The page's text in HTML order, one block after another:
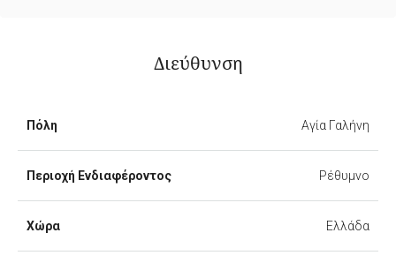
Διεύθυνση
Πόλη Αγία Γαλήνη
Περιοχή Ενδιαφέροντος Ρέθυμνο
Χώρα Ελλάδα